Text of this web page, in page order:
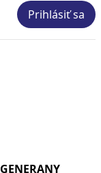
Prihlásiť sa